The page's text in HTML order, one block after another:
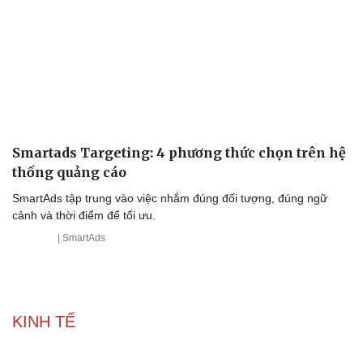
Smartads Targeting: 4 phương thức chọn trên hệ
thống quảng cáo
SmartAds tập trung vào việc nhắm đúng đối tượng, đúng ngữ
cảnh và thời điểm để tối ưu.
| SmartAds
KINH TẾ